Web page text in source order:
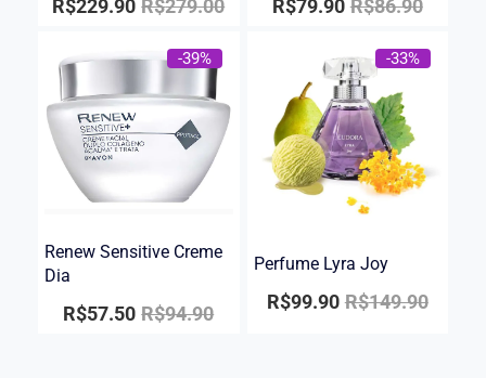
R$279.00
R$229.90 R$86.90
R$79.90
-39%
Renew Sensitive Creme
Dia
R$94.90
R$57.50
-33%
Perfume Lyra Joy
R$149.90
R$99.90